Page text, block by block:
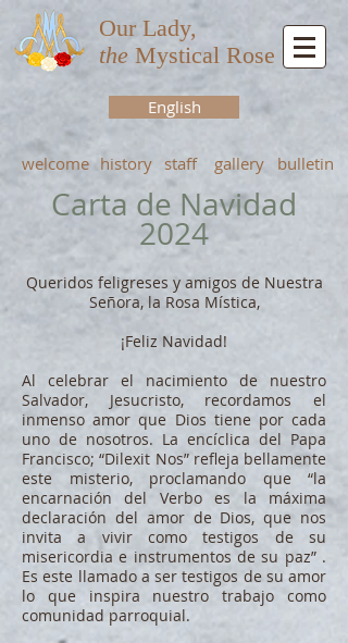
Our Lady,
the Mystical Rose
English
welcome history staff gallery bulletin
Carta de Navidad
2024
Queridos feligreses y amigos de Nuestra
Señora, la Rosa Mística,
¡Feliz Navidad!
Al celebrar el nacimiento de nuestro
Salvador, Jesucristo, recordamos el
inmenso amor que Dios tiene por cada
uno de nosotros. La encíclica del Papa
Francisco; “Dilexit Nos” refleja bellamente
este misterio, proclamando que “la
encarnación del Verbo es la máxima
declaración del amor de Dios, que nos
invita a vivir como testigos de su
misericordia e instrumentos de su paz” .
Es este llamado a ser testigos de su amor
lo que inspira nuestro trabajo como
comunidad parroquial.